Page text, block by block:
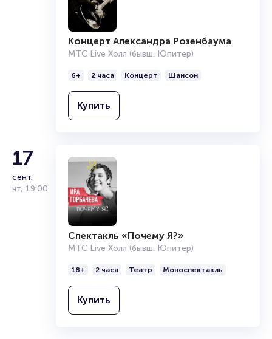
Организаторам
Концерт Александра Розенбаума
МТС Live Холл (бывш. Юпитер)
6+ 2 часа Концерт Шансон
Купить
17
сент.
чт, 19:00
Спектакль «Почему Я?»
МТС Live Холл (бывш. Юпитер)
18+ 2 часа Театр Моноспектакль
Купить